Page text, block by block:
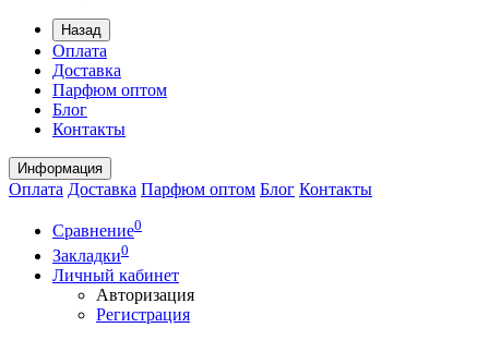
Назад
Оплата
Доставка
Парфюм оптом
Блог
Контакты
Информация
Оплата Доставка Парфюм оптом Блог Контакты
Сравнение0
Закладки0
Личный кабинет
Авторизация
Регистрация